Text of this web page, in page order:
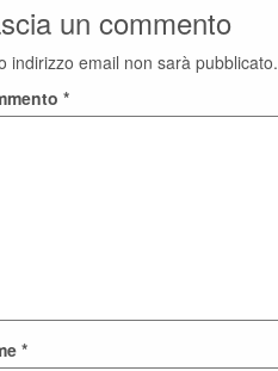
un commento
indirizzo email non sarà pubblicato.
*
*